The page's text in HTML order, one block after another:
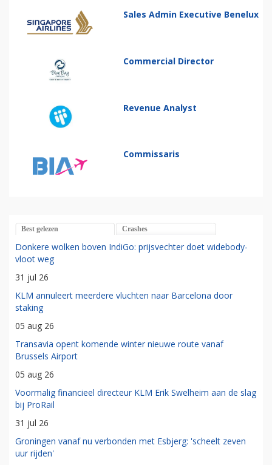
Sales Admin Executive Benelux
Commercial Director
Revenue Analyst
Commissaris
Best gelezen Crashes
Donkere wolken boven IndiGo: prijsvechter doet widebody-
vloot weg
31 jul 26
KLM annuleert meerdere vluchten naar Barcelona door
staking
05 aug 26
Transavia opent komende winter nieuwe route vanaf
Brussels Airport
05 aug 26
Voormalig financieel directeur KLM Erik Swelheim aan de slag
bij ProRail
31 jul 26
Groningen vanaf nu verbonden met Esbjerg: 'scheelt zeven
uur rijden'